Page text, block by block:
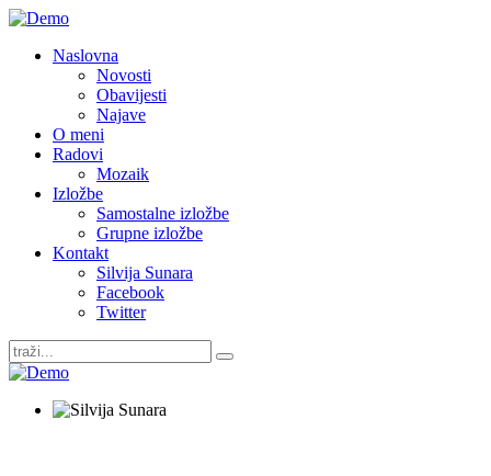
Naslovna
Novosti
Obavijesti
Najave
O meni
Radovi
Mozaik
Izložbe
Samostalne izložbe
Grupne izložbe
Kontakt
Silvija Sunara
Facebook
Twitter